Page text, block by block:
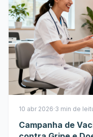
10 abr 2026·3 min de
Campanha de